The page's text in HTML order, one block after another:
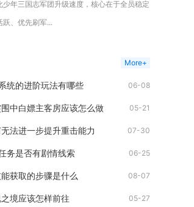
少年三国志军团升级速度，核心在于全员稳定
跃、优先刷军...
More+
统的进阶玩法有哪些 06-08
中白嫖主客房应该怎么做 05-21
法进一步提升重击能力 07-30
务是否有剧情线索 06-25
获取的步骤是什么 08-07
境应该怎样前往 05-27